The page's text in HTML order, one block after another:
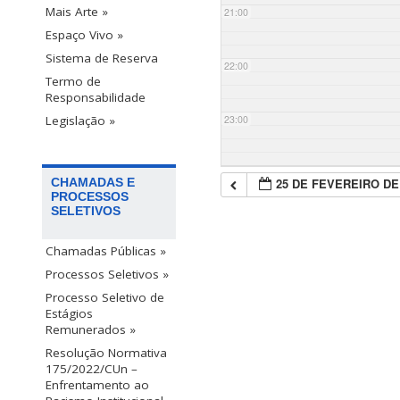
Mais Arte »
Espaço Vivo »
Sistema de Reserva
Termo de
Responsabilidade
Legislação »
CHAMADAS E
PROCESSOS
SELETIVOS
Chamadas Públicas »
Processos Seletivos »
Processo Seletivo de
Estágios
Remunerados »
Resolução Normativa
175/2022/CUn –
Enfrentamento ao
21:00
22:00
23:00
25 DE FEVEREIRO